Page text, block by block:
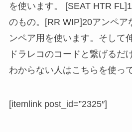
を使います。 [SEAT HTR
のもの。[RR WIP]20アンペア
ンペア用を使います。そして
ドラレコのコードと繋げるだ
わからない人はこちらを使っ
[itemlink post_id=”2325″]